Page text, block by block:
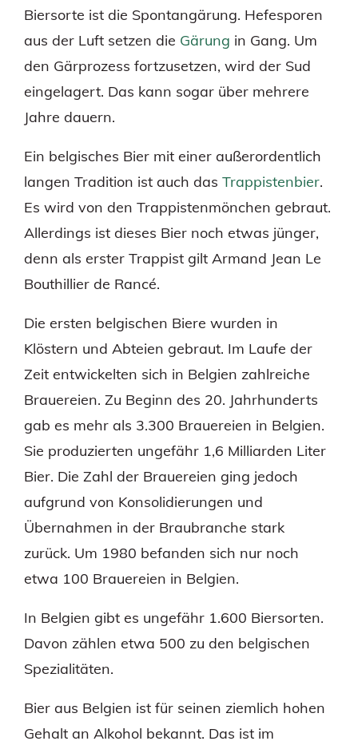
Biersorte ist die Spontangärung. Hefesporen
aus der Luft setzen die Gärung in Gang. Um
den Gärprozess fortzusetzen, wird der Sud
eingelagert. Das kann sogar über mehrere
Jahre dauern.
Ein belgisches Bier mit einer außerordentlich
langen Tradition ist auch das Trappistenbier.
Es wird von den Trappistenmönchen gebraut.
Allerdings ist dieses Bier noch etwas jünger,
denn als erster Trappist gilt Armand Jean Le
Bouthillier de Rancé.
Die ersten belgischen Biere wurden in
Klöstern und Abteien gebraut. Im Laufe der
Zeit entwickelten sich in Belgien zahlreiche
Brauereien. Zu Beginn des 20. Jahrhunderts
gab es mehr als 3.300 Brauereien in Belgien.
Sie produzierten ungefähr 1,6 Milliarden Liter
Bier. Die Zahl der Brauereien ging jedoch
aufgrund von Konsolidierungen und
Übernahmen in der Braubranche stark
zurück. Um 1980 befanden sich nur noch
etwa 100 Brauereien in Belgien.
In Belgien gibt es ungefähr 1.600 Biersorten.
Davon zählen etwa 500 zu den belgischen
Spezialitäten.
Bier aus Belgien ist für seinen ziemlich hohen
Gehalt an Alkohol bekannt. Das ist im